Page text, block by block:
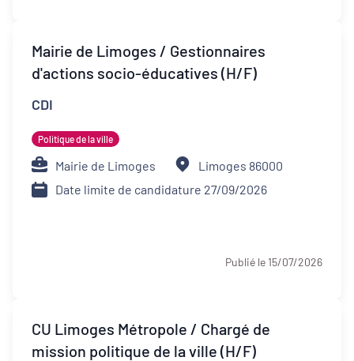
Date de publication
Stage
Mairie de Limoges / Gestionnaires
d'actions socio-éducatives (H/F)
CDI
Politique de la ville
Mairie de Limoges
Limoges 86000
Date limite de candidature 27/09/2026
Publié le 15/07/2026
CU Limoges Métropole / Chargé de
mission politique de la ville (H/F)